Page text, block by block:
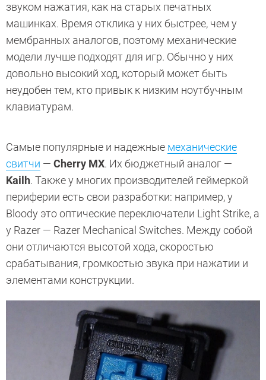
звуком нажатия, как на старых печатных
машинках. Время отклика у них быстрее, чем у
мембранных аналогов, поэтому механические
модели лучше подходят для игр. Обычно у них
довольно высокий ход, который может быть
неудобен тем, кто привык к низким ноутбучным
клавиатурам.
Самые популярные и надежные механические
свитчи — Cherry MX. Их бюджетный аналог —
Kailh. Также у многих производителей геймеркой
периферии есть свои разработки: например, у
Bloody это оптические переключатели Light Strike, а
у Razer — Razer Mechanical Switches. Между собой
они отличаются высотой хода, скоростью
срабатывания, громкостью звука при нажатии и
элементами конструкции.